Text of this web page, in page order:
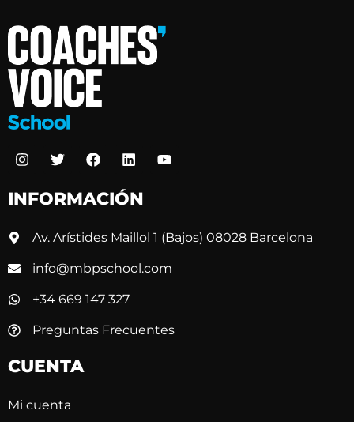
INFORMACIÓN
Av. Arístides Maillol 1 (Bajos) 08028 Barcelona
info@mbpschool.com
+34 669 147 327
Preguntas Frecuentes
CUENTA
Mi cuenta